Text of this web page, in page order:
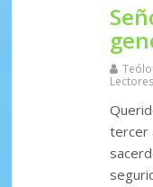
Lectores
tercer